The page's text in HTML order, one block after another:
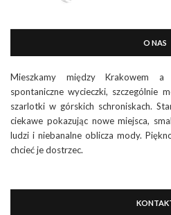
O NAS
Mieszkamy między Krakowem a
spontaniczne wycieczki, szczególnie
szarlotki w górskich schroniskach.
ciekawe pokazując nowe miejsca,
ludzi i niebanalne oblicza mody.
chcieć je dostrzec.